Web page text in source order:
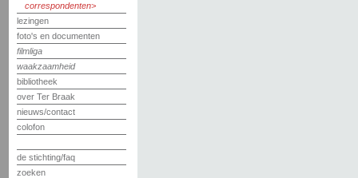
correspondenten
lezingen
foto's en documenten
filmliga
waakzaamheid
bibliotheek
over Ter Braak
nieuws/contact
colofon
de stichting/faq
zoeken